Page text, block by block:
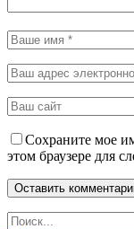
Сохраните мое
этом браузере для